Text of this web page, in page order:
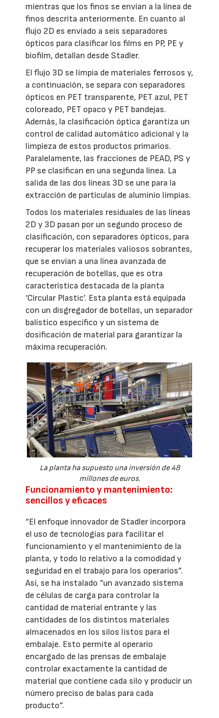
mientras que los finos se envían a la línea de
finos descrita anteriormente. En cuanto al
flujo 2D es enviado a seis separadores
ópticos para clasificar los films en PP, PE y
biofilm, detallan desde Stadler.
El flujo 3D se limpia de materiales ferrosos y,
a continuación, se separa con separadores
ópticos en PET transparente, PET azul, PET
coloreado, PET opaco y PET bandejas.
Además, la clasificación óptica garantiza un
control de calidad automático adicional y la
limpieza de estos productos primarios.
Paralelamente, las fracciones de PEAD, PS y
PP se clasifican en una segunda línea. La
salida de las dos líneas 3D se une para la
extracción de partículas de aluminio limpias.
Todos los materiales residuales de las líneas
2D y 3D pasan por un segundo proceso de
clasificación, con separadores ópticos, para
recuperar los materiales valiosos sobrantes,
que se envían a una línea avanzada de
recuperación de botellas, que es otra
característica destacada de la planta
‘Circular Plastic’. Esta planta está equipada
con un disgregador de botellas, un separador
balístico específico y un sistema de
dosificación de material para garantizar la
máxima recuperación.
La planta ha supuesto una inversión de 48
millones de euros.
Funcionamiento y mantenimiento:
sencillos y eficaces
“El enfoque innovador de Stadler incorpora
el uso de tecnologías para facilitar el
funcionamiento y el mantenimiento de la
planta, y todo lo relativo a la comodidad y
seguridad en el trabajo para los operarios”.
Así, se ha instalado “un avanzado sistema
de células de carga para controlar la
cantidad de material entrante y las
cantidades de los distintos materiales
almacenados en los silos listos para el
embalaje. Esto permite al operario
encargado de las prensas de embalaje
controlar exactamente la cantidad de
material que contiene cada silo y producir un
número preciso de balas para cada
producto”.